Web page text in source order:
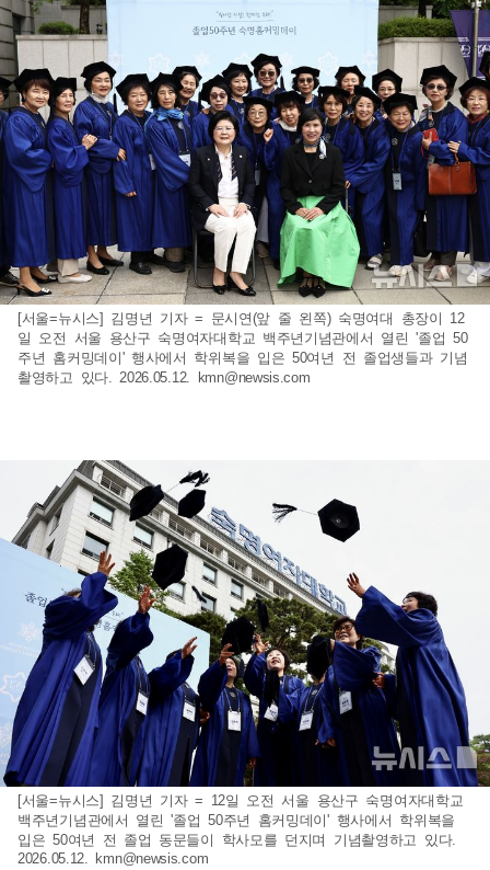
[서울=뉴시스] 김명년 기자 = 문시연(앞 줄 왼쪽) 숙명여대 총장이 12
일 오전 서울 용산구 숙명여자대학교 백주년기념관에서 열린 '졸업 50
주년 홈커밍데이' 행사에서 학위복을 입은 50여년 전 졸업생들과 기념
촬영하고 있다. 2026.05.12. kmn@newsis.com
[서울=뉴시스] 김명년 기자 = 12일 오전 서울 용산구 숙명여자대학교
백주년기념관에서 열린 '졸업 50주년 홈커밍데이' 행사에서 학위복을
입은 50여년 전 졸업 동문들이 학사모를 던지며 기념촬영하고 있다.
2026.05.12. kmn@newsis.com